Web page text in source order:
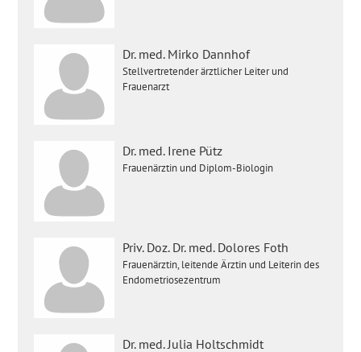
Dr. med. Mirko Dannhof
Stellvertretender ärztlicher Leiter und
Frauenarzt
Dr. med. Irene Pütz
Frauenärztin und Diplom-Biologin
Priv. Doz. Dr. med. Dolores Foth
Frauenärztin, leitende Ärztin und Leiterin des
Endometriosezentrum
Dr. med. Julia Holtschmidt